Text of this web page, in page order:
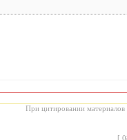
При цитировании материалов
[